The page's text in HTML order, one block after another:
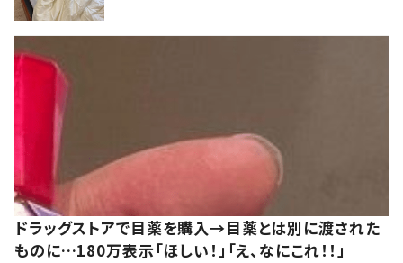
ドラッグストアで目薬を購入→目薬とは別に渡された
ものに…180万表示「ほしい！」「え、なにこれ！！」